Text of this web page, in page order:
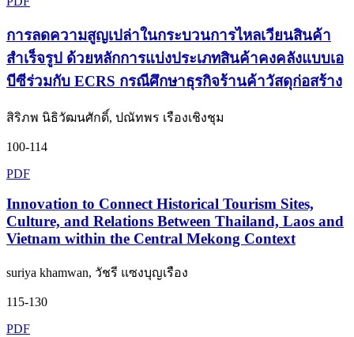
การลดความสูญเปล่าในกระบวนการไหลเวียนสินค้า
สำเร็จรูป ด้วยหลักการแบ่งประเภทสินค้าคงคลังแบบเอ
บีซีร่วมกับ ECRS กรณีศึกษาธุรกิจร้านค้าวัสดุก่อสร้าง
สิริภพ นิธิวัฒนศักดิ์, ปณัทพร เรืองเชิงชุม
100-114
PDF
Innovation to Connect Historical Tourism Sites,
Culture, and Relations Between Thailand, Laos and
Vietnam within the Central Mekong Context
suriya khamwan, วัชรี แซงบุญเรือง
115-130
PDF